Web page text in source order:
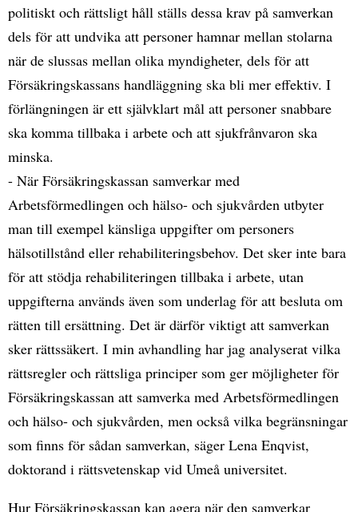
politiskt och rättsligt håll ställs dessa krav på samverkan
dels för att undvika att personer hamnar mellan stolarna
när de slussas mellan olika myndigheter, dels för att
Försäkringskassans handläggning ska bli mer effektiv. I
förlängningen är ett självklart mål att personer snabbare
ska komma tillbaka i arbete och att sjukfrånvaron ska
minska.
- När Försäkringskassan samverkar med
Arbetsförmedlingen och hälso- och sjukvården utbyter
man till exempel känsliga uppgifter om personers
hälsotillstånd eller rehabiliteringsbehov. Det sker inte bara
för att stödja rehabiliteringen tillbaka i arbete, utan
uppgifterna används även som underlag för att besluta om
rätten till ersättning. Det är därför viktigt att samverkan
sker rättssäkert. I min avhandling har jag analyserat vilka
rättsregler och rättsliga principer som ger möjligheter för
Försäkringskassan att samverka med Arbetsförmedlingen
och hälso- och sjukvården, men också vilka begränsningar
som finns för sådan samverkan, säger Lena Enqvist,
doktorand i rättsvetenskap vid Umeå universitet.
Hur Försäkringskassan kan agera när den samverkar